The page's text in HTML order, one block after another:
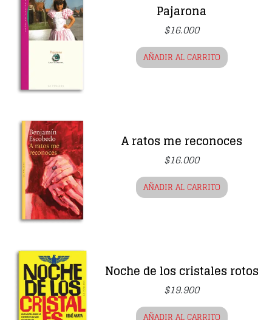
Pajarona
$16.000
AÑADIR AL CARRITO
A ratos me reconoces
$16.000
AÑADIR AL CARRITO
Noche de los cristales rotos
$19.900
AÑADIR AL CARRITO